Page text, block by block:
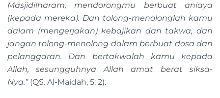
Masjidilharam, mendorongmu berbuat aniaya
(kepada mereka). Dan tolong-menolonglah kamu
dalam (mengerjakan) kebajikan dan takwa, dan
jangan tolong-menolong dalam berbuat dosa dan
pelanggaran. Dan bertakwalah kamu kepada
Allah, sesungguhnya Allah amat berat siksa-
Nya.”(QS. Al-Maidah, 5: 2).